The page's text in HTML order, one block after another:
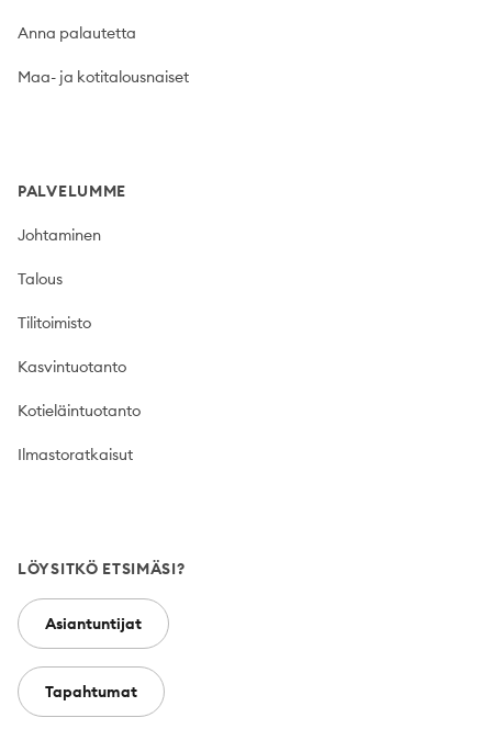
Anna palautetta
Maa- ja kotitalousnaiset
PALVELUMME
Johtaminen
Talous
Tilitoimisto
Kasvintuotanto
Kotieläintuotanto
Ilmastoratkaisut
LÖYSITKÖ ETSIMÄSI?
Asiantuntijat
Tapahtumat